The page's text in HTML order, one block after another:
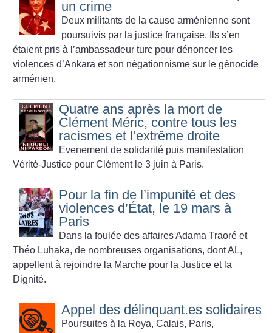
un crime
Deux militants de la cause arménienne sont
poursuivis par la justice française. Ils s’en
étaient pris à l’ambassadeur turc pour dénoncer les
violences d’Ankara et son négationnisme sur le génocide
arménien.
Quatre ans après la mort de
Clément Méric, contre tous les
racismes et l’extrême droite
Evenement de solidarité puis manifestation
Vérité-Justice pour Clément le 3 juin à Paris.
Pour la fin de l’impunité et des
violences d’État, le 19 mars à
Paris
Dans la foulée des affaires Adama Traoré et
Théo Luhaka, de nombreuses organisations, dont AL,
appellent à rejoindre la Marche pour la Justice et la
Dignité.
Appel des délinquant.es solidaires
Poursuites à la Roya, Calais, Paris,